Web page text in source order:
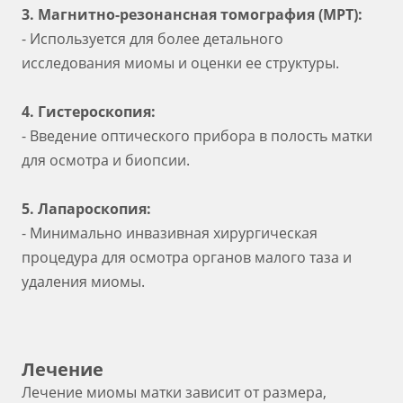
3. Магнитно-резонансная томография (МРТ):
- Используется для более детального
исследования миомы и оценки ее структуры.
4. Гистероскопия:
- Введение оптического прибора в полость матки
для осмотра и биопсии.
5. Лапароскопия:
- Минимально инвазивная хирургическая
процедура для осмотра органов малого таза и
удаления миомы.
Лечение
Лечение миомы матки зависит от размера,